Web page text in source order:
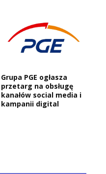
Grupa PGE ogłasza
przetarg na obsługę
kanałów social media i
kampanii digital